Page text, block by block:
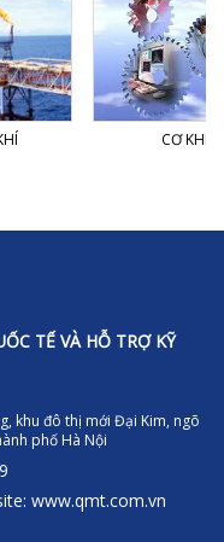
CƠ KHÍ
TẾ VÀ HỖ TRỢ KỸ
khu đô thị mới Đại Kim, ngõ
phố Hà Nội
www.qmt.com.vn